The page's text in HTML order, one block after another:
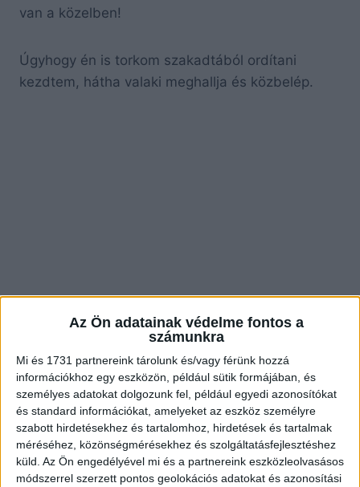
Az Ön adatainak védelme fontos a
számunkra
Mi és 1731 partnereink tárolunk és/vagy férünk hozzá
információkhoz egy eszközön, például sütik formájában, és
személyes adatokat dolgozunk fel, például egyedi azonosítókat
és standard információkat, amelyeket az eszköz személyre
szabott hirdetésekhez és tartalomhoz, hirdetések és tartalmak
méréséhez, közönségmérésekhez és szolgáltatásfejlesztéshez
küld. Az Ön engedélyével mi és a partnereink eszközleolvasásos
módszerrel szerzett pontos geolokációs adatokat és azonosítási
van a közelben!
Úgyhogy én is torkom szakadtából ordítani
kezdtem, hátha valaki meghallja és közbelép.